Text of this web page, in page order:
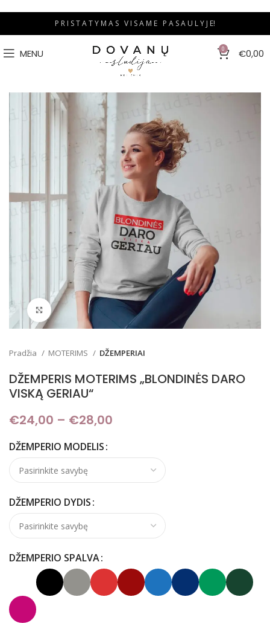
P R I S T A T Y M A S V I S A M E P A S A U L Y J E!
MENU 0 €0,00
Padidinti
Pradžia MOTERIMS DŽEMPERIAI
DŽEMPERIS MOTERIMS „BLONDINĖS DARO
VISKĄ GERIAU“
€24,00 – €28,00
DŽEMPERIO MODELIS
DŽEMPERIO DYDIS
DŽEMPERIO SPALVA